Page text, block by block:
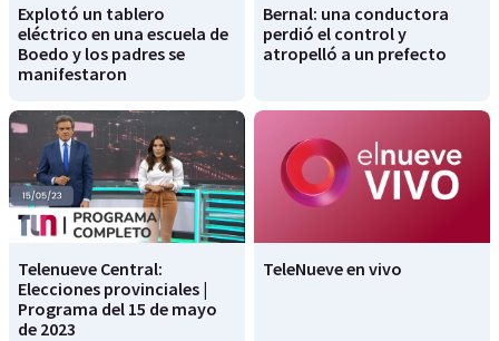
Explotó un tablero
eléctrico en una escuela de
Boedo y los padres se
manifestaron
Bernal: una conductora
perdió el control y
atropelló a un prefecto
Telenueve Central:
Elecciones provinciales |
Programa del 15 de mayo
de 2023
TeleNueve en vivo